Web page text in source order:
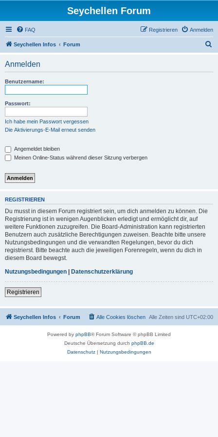
Seychellen Forum
FAQ Anmelden
Registrieren
Seychellen Infos Forum
Anmelden
Benutzername:
Passwort:
Ich habe mein Passwort vergessen
Die Aktivierungs-E-Mail erneut senden
Angemeldet bleiben
Meinen Online-Status während dieser Sitzung verbergen
REGISTRIEREN
Du musst in diesem Forum registriert sein, um dich anmelden zu können. Die
Registrierung ist in wenigen Augenblicken erledigt und ermöglicht dir, auf
weitere Funktionen zuzugreifen. Die Board-Administration kann registrierten
Benutzern auch zusätzliche Berechtigungen zuweisen. Beachte bitte unsere
Nutzungsbedingungen und die verwandten Regelungen, bevor du dich
registrierst. Bitte beachte auch die jeweiligen Forenregeln, wenn du dich in
diesem Board bewegst.
Nutzungsbedingungen | Datenschutzerklärung
Registrieren
Seychellen Infos Forum Alle Zeiten sind UTC+02:00
Alle Cookies löschen
Powered by phpBB® Forum Software © phpBB Limited
Deutsche Übersetzung durch phpBB.de
Datenschutz| Nutzungsbedingungen